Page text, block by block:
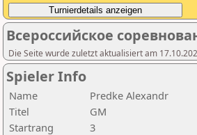
Всероссийское
Die Seite wurde zuletzt aktualisiert am
Spieler Info
Name
Predke Alexandr
Titel
GM
Startrang
3